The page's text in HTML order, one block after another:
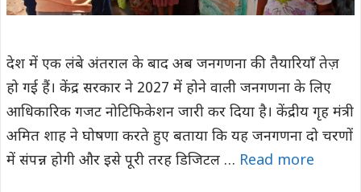
देश में एक लंबे अंतराल के बाद अब जनगणना की तैयारियाँ तेज़
हो गई हैं। केंद्र सरकार ने 2027 में होने वाली जनगणना के लिए
आधिकारिक गजट नोटिफिकेशन जारी कर दिया है। केंद्रीय गृह मंत्री
अमित शाह ने घोषणा करते हुए बताया कि यह जनगणना दो चरणों
में संपन्न होगी और इसे पूरी तरह डिजिटल … Read more